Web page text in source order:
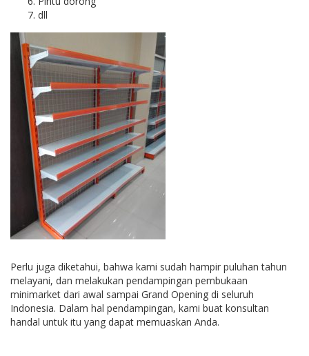
dll
Perlu juga diketahui, bahwa kami sudah hampir puluhan tahun
melayani, dan melakukan pendampingan pembukaan
minimarket dari awal sampai Grand Opening di seluruh
Indonesia. Dalam hal pendampingan, kami buat konsultan
handal untuk itu yang dapat memuaskan Anda.